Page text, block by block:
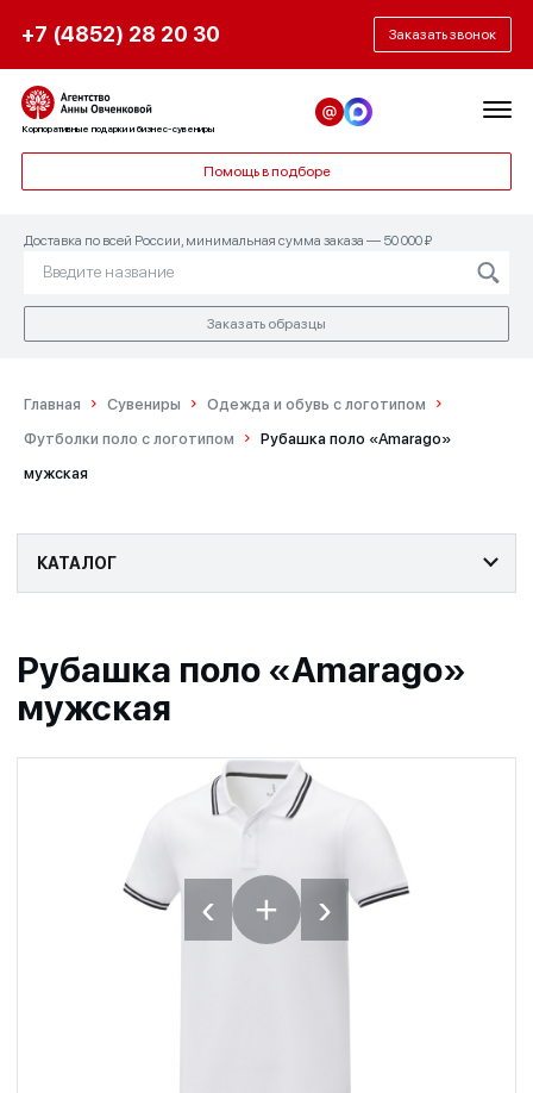
+7 (4852) 28 20 30 Заказать звонок
Корпоративные подарки и бизнес-сувениры
Помощь в подборе
Доставка по всей России, минимальная сумма заказа — 50 000 ₽
Заказать образцы
Главная Сувениры
Одежда и обувь с логотипом
Футболки поло с логотипом
Рубашка поло «Amarago»
мужская
КАТАЛОГ
Рубашка поло «Amarago»
мужская
‹ + ›